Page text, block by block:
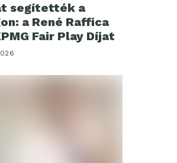
segítették a
a René Raffica
Fair Play Díjat